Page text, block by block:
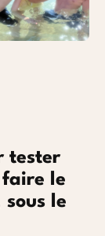
tester
le
le